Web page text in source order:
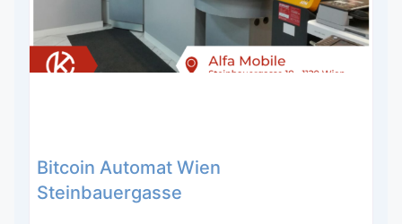
Bitcoin Automat Wien
Steinbauergasse